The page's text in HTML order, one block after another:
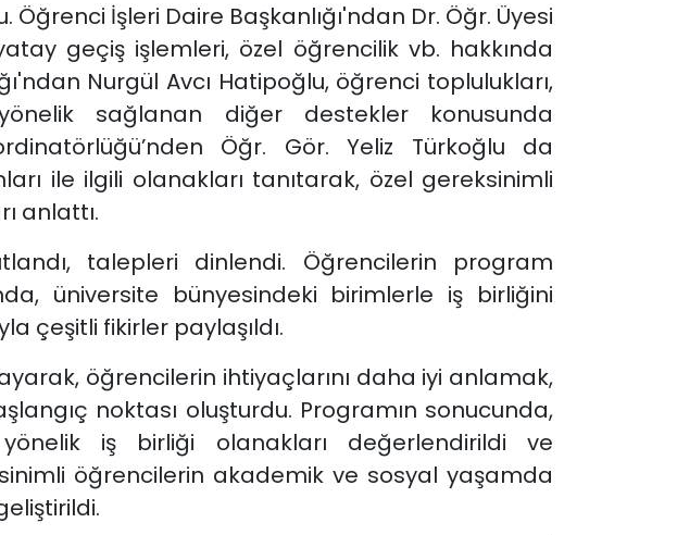
İşleri Daire Başkanlığı'ndan Dr. Öğr. Üyesi
geçiş işlemleri, özel öğrencilik vb. hakkında
Nurgül Avcı Hatipoğlu, öğrenci toplulukları,
sağlanan diğer destekler konusunda
Öğr. Gör. Yeliz Türkoğlu da
ile ilgili olanakları tanıtarak, özel gereksinimli
anlattı.
talepleri dinlendi. Öğrencilerin program
üniversite bünyesindeki birimlerle iş birliğini
çeşitli fikirler paylaşıldı.
öğrencilerin ihtiyaçlarını daha iyi anlamak,
noktası oluşturdu. Programın sonucunda,
iş birliği olanakları değerlendirildi ve
öğrencilerin akademik ve sosyal yaşamda